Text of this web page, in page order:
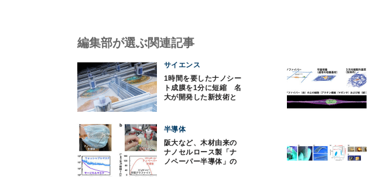
編集部が選ぶ関連記事
サイエンス
1時間を要したナノシー
ト成膜を1分に短縮 名
大が開発した新技術と
半導体
阪大など、木材由来の
ナノセルロース製「ナ
ノペーパー半導体」の